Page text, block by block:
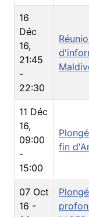
16
Déc
16,
21:45
-
22:30
11 Déc
16,
09:00
-
15:00
fin
07 Oct
16 -